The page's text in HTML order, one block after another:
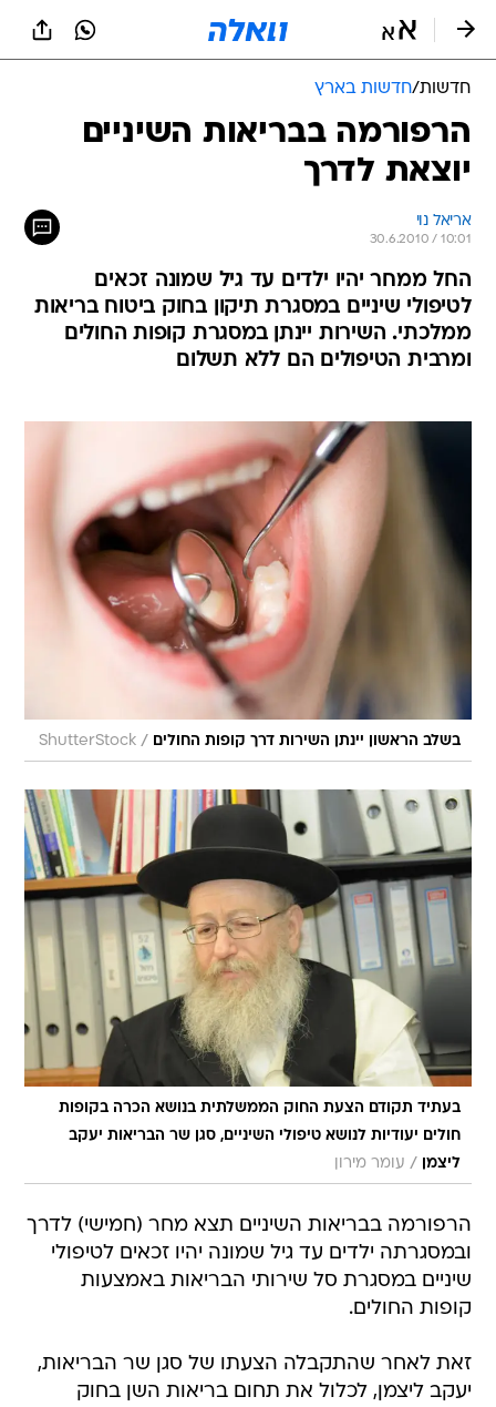
חדשות/חדשות בארץ
הרפורמה בבריאות השיניים
יוצאת לדרך
אריאל נוי
30.6.2010 / 10:01
החל ממחר יהיו ילדים עד גיל שמונה זכאים
לטיפולי שיניים במסגרת תיקון בחוק ביטוח בריאות
ממלכתי. השירות יינתן במסגרת קופות החולים
ומרבית הטיפולים הם ללא תשלום
בשלב הראשון יינתן השירות דרך קופות החולים /
ShutterStock
בעתיד תקודם הצעת החוק הממשלתית בנושא הכרה בקופות
חולים יעודיות לנושא טיפולי השיניים, סגן שר הבריאות יעקב
ליצמן
/ עומר מירון
הרפורמה בבריאות השיניים תצא מחר (חמישי) לדרך
ובמסגרתה ילדים עד גיל שמונה יהיו זכאים לטיפולי
שיניים במסגרת סל שירותי הבריאות באמצעות
קופות החולים.
זאת לאחר שהתקבלה הצעתו של סגן שר הבריאות,
יעקב ליצמן, לכלול את תחום בריאות השן בחוק